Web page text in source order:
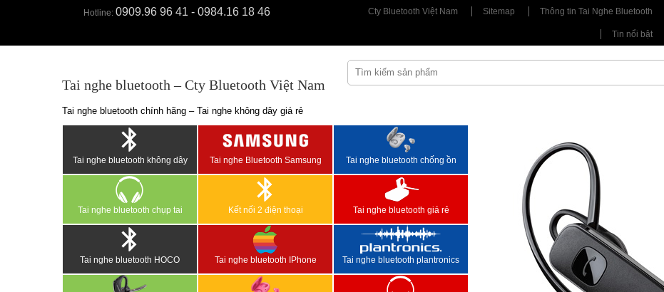
Hotline: 0909.96 96 41 - 0984.16 18 46 Cty Bluetooth Việt Nam Sitemap Thông tin Tai Nghe Bluetooth
Tin nổi bật
Tai nghe bluetooth – Cty Bluetooth Việt Nam
Tai nghe bluetooth chính hãng – Tai nghe không dây giá rẻ
Tai nghe bluetooth không dây Tai nghe Bluetooth Samsung Tai nghe bluetooth chống ồn
Tai nghe bluetooth chụp tai Kết nối 2 điện thoại Tai nghe bluetooth giá rẻ
Tai nghe bluetooth HOCO Tai nghe bluetooth IPhone Tai nghe bluetooth plantronics